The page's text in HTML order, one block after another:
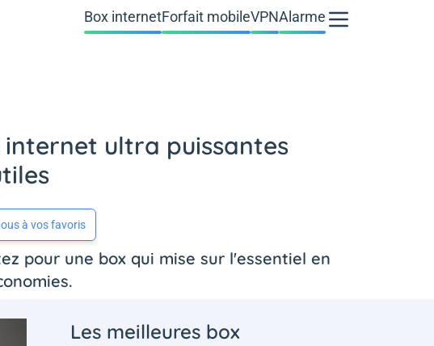
Box internetForfait mobileVPNAlarme
internet ultra puissantes
à vos favoris
pour une box qui mise sur l'essentiel en
Les meilleures box